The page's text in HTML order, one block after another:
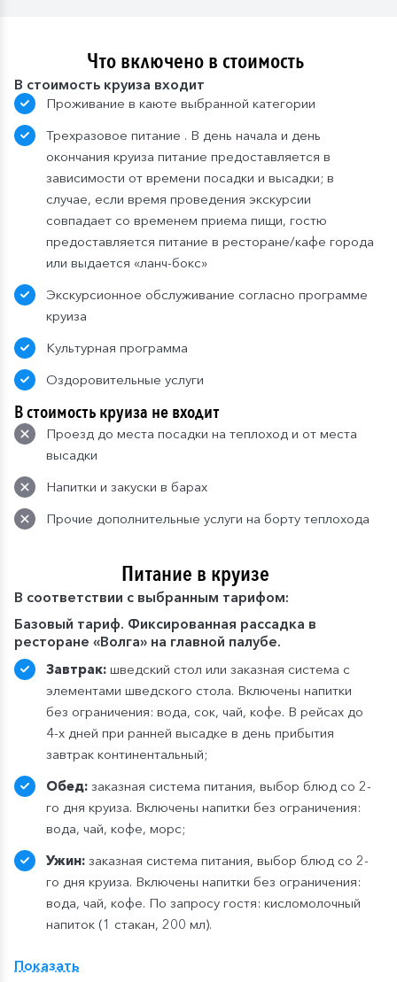
Что включено в стоимость
В стоимость круиза входит
Проживание в каюте выбранной категории
Трехразовое питание . В день начала и день
окончания круиза питание предоставляется в
зависимости от времени посадки и высадки; в
случае, если время проведения экскурсии
совпадает со временем приема пищи, гостю
предоставляется питание в ресторане/кафе города
или выдается «ланч-бокс»
Экскурсионное обслуживание согласно программе
круиза
Культурная программа
Оздоровительные услуги
В стоимость круиза не входит
Проезд до места посадки на теплоход и от места
высадки
Напитки и закуски в барах
Прочие дополнительные услуги на борту теплохода
Питание в круизе
В соответствии с выбранным тарифом:
Базовый тариф. Фиксированная рассадка в
ресторане «Волга» на главной палубе.
Завтрак: шведский стол или заказная система с
элементами шведского стола. Включены напитки
без ограничения: вода, сок, чай, кофе. В рейсах до
4-х дней при ранней высадке в день прибытия
завтрак континентальный;
Обед: заказная система питания, выбор блюд со 2-
го дня круиза. Включены напитки без ограничения:
вода, чай, кофе, морс;
Ужин: заказная система питания, выбор блюд со 2-
го дня круиза. Включены напитки без ограничения:
вода, чай, кофе. По запросу гостя: кисломолочный
напиток (1 стакан, 200 мл).
ресторане «Онега» на средней палу
Показать